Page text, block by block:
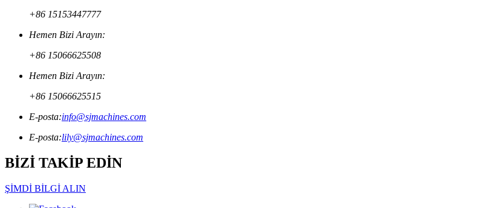
+86 15153447777
Hemen Bizi Arayın:
+86 15066625508
Hemen Bizi Arayın:
+86 15066625515
E-posta:info@sjmachines.com
E-posta:lily@sjmachines.com
BİZİ TAKİP EDİN
ŞİMDİ BİLGİ ALIN